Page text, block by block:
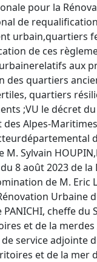
pour la
de
urbain,quartiers
de ces
aux
quartiers
quartiers
;VU le décret
des Alpes-
Sylvain
8 août 2023 de
de M. Eric
Urbaine
cheffe
et de la
service
et de la mer